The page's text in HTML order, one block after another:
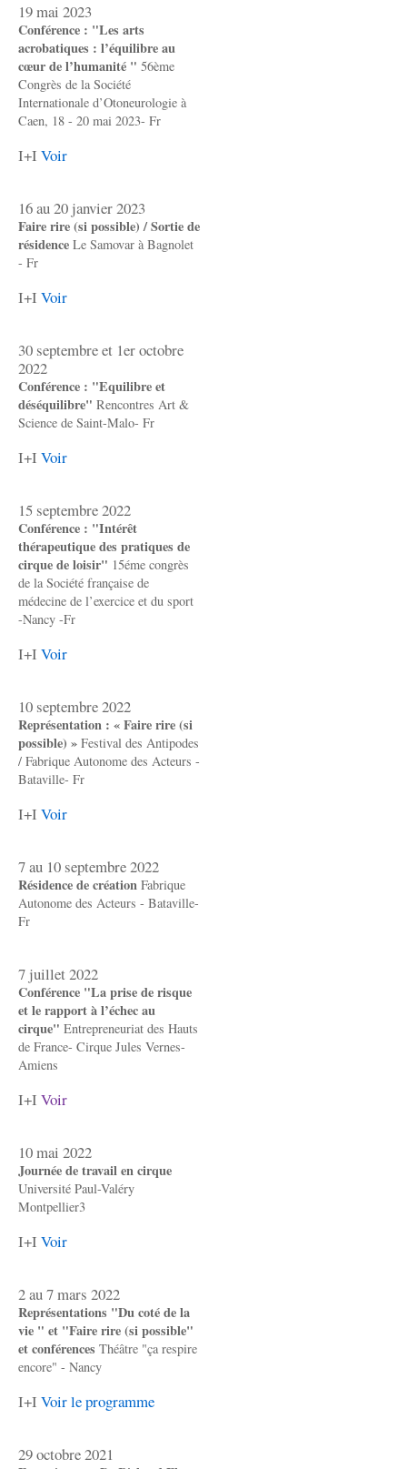
19 mai 2023
Conférence : "Les arts
acrobatiques : l’équilibre au
cœur de l’humanité " 56ème
Congrès de la Société
Internationale d’Otoneurologie à
Caen, 18 - 20 mai 2023- Fr
I+I Voir
16 au 20 janvier 2023
Faire rire (si possible) / Sortie de
résidence Le Samovar à Bagnolet
- Fr
I+I Voir
30 septembre et 1er octobre
2022
Conférence : "Equilibre et
déséquilibre" Rencontres Art &
Science de Saint-Malo- Fr
I+I Voir
15 septembre 2022
Conférence : "Intérêt
thérapeutique des pratiques de
cirque de loisir" 15éme congrès
de la Société française de
médecine de l’exercice et du sport
-Nancy -Fr
I+I Voir
10 septembre 2022
Représentation : « Faire rire (si
possible) » Festival des Antipodes
/ Fabrique Autonome des Acteurs -
Bataville- Fr
I+I Voir
7 au 10 septembre 2022
Résidence de création Fabrique
Autonome des Acteurs - Bataville-
Fr
7 juillet 2022
Conférence "La prise de risque
et le rapport à l’échec au
cirque" Entrepreneuriat des Hauts
de France- Cirque Jules Vernes-
Amiens
I+I Voir
10 mai 2022
Journée de travail en cirque
Université Paul-Valéry
Montpellier3
I+I Voir
2 au 7 mars 2022
Représentations "Du coté de la
vie " et "Faire rire (si possible"
et conférences Théâtre "ça respire
encore" - Nancy
I+I Voir le programme
29 octobre 2021